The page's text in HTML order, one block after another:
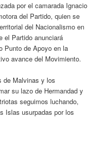
por el camarada Ignacio
del Partido, quien se
del Nacionalismo en
el Partido anunciará
Punto de Apoyo en la
avance del Movimiento.
de Malvinas y los
su lazo de Hermandad y
seguimos luchando,
Islas usurpadas por los